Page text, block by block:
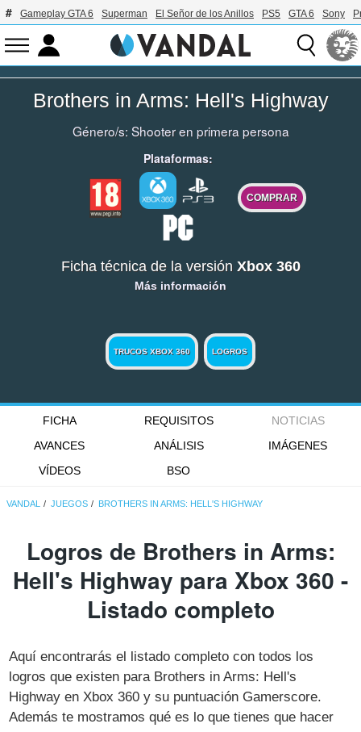
Gameplay GTA 6 Superman El Señor de los Anillos PS5 GTA 6 Sony
Brothers in Arms: Hell's Highway
Género/s: Shooter en primera persona
Plataformas:
COMPRAR
Ficha técnica de la versión Xbox 360
Más información
TRUCOS XBOX 360 LOGROS
FICHA REQUISITOS
NOTICIAS
AVANCES
ANÁLISIS
IMÁGENES
VÍDEOS
BSO
VANDAL JUEGOS BROTHERS IN ARMS: HELL'S HIGHWAY
Logros de Brothers in Arms:
Hell's Highway para Xbox 360 -
Listado completo
Aquí encontrarás el listado completo con todos los
logros que existen para Brothers in Arms: Hell's
Highway en Xbox 360 y su puntuación Gamerscore.
Además te mostramos qué es lo que tienes que hacer